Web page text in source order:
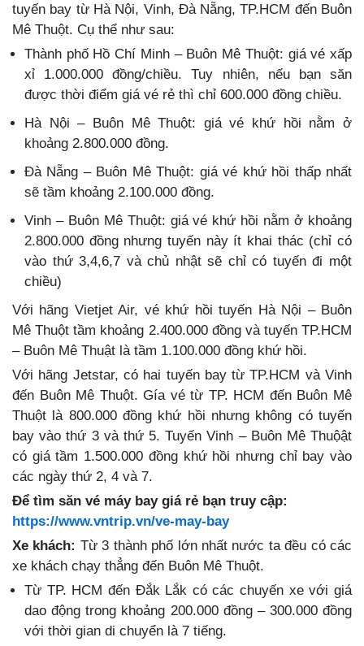
tuyến bay từ Hà Nội, Vinh, Đà Nẵng, TP.HCM đến Buôn
Mê Thuột. Cụ thể như sau:
Thành phố Hồ Chí Minh – Buôn Mê Thuột: giá vé xấp
xỉ 1.000.000 đồng/chiều. Tuy nhiên, nếu bạn săn
được thời điểm giá vé rẻ thì chỉ 600.000 đồng chiều.
Hà Nội – Buôn Mê Thuột: giá vé khứ hồi nằm ở
khoảng 2.800.000 đồng.
Đà Nẵng – Buôn Mê Thuột: giá vé khứ hồi thấp nhất
sẽ tầm khoảng 2.100.000 đồng.
Vinh – Buôn Mê Thuột: giá vé khứ hồi nằm ở khoảng
2.800.000 đồng nhưng tuyến này ít khai thác (chỉ có
vào thứ 3,4,6,7 và chủ nhật sẽ chỉ có tuyến đi một
chiều)
Với hãng Vietjet Air, vé khứ hồi tuyến Hà Nội – Buôn
Mê Thuột tầm khoảng 2.400.000 đồng và tuyến TP.HCM
– Buôn Mê Thuật là tầm 1.100.000 đồng khứ hồi.
Với hãng Jetstar, có hai tuyến bay từ TP.HCM và Vinh
đến Buôn Mê Thuột. Gía vé từ TP. HCM đến Buôn Mê
Thuột là 800.000 đồng khứ hồi nhưng không có tuyến
bay vào thứ 3 và thứ 5. Tuyến Vinh – Buôn Mê Thuộật
có giá tầm 1.500.000 đồng khứ hồi nhưng chỉ bay vào
các ngày thứ 2, 4 và 7.
Để tìm săn vé máy bay giá rẻ bạn truy cập:
https://www.vntrip.vn/ve-may-bay
Xe khách: Từ 3 thành phố lớn nhất nước ta đều có các
xe khách chạy thẳng đến Buôn Mê Thuột.
Từ TP. HCM đến Đắk Lắk có các chuyến xe với giá
dao động trong khoảng 200.000 đồng – 300.000 đồng
với thời gian di chuyển là 7 tiếng.